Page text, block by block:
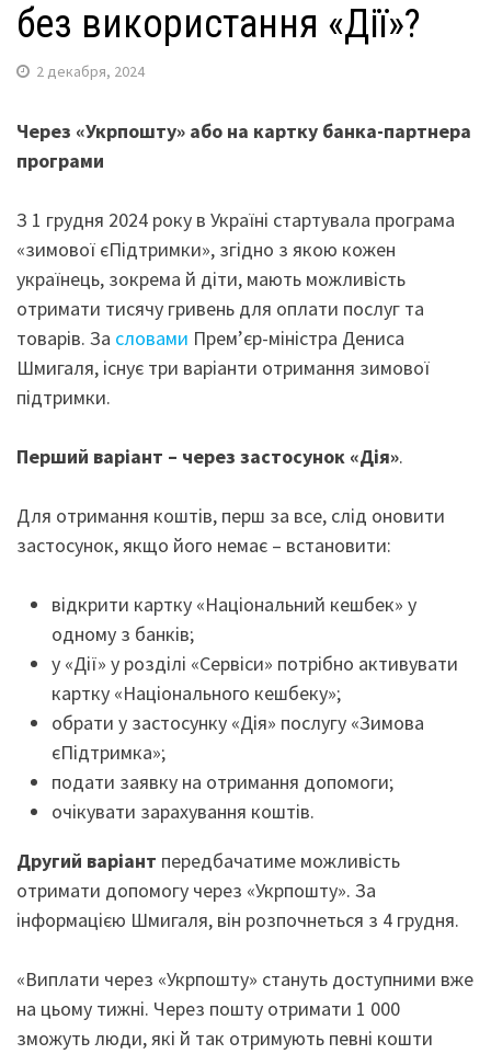
без використання «Дії»?
2 декабря, 2024
Через «Укрпошту» або на картку банка-партнера
програми
З 1 грудня 2024 року в Україні стартувала програма
«зимової єПідтримки», згідно з якою кожен
українець, зокрема й діти, мають можливість
отримати тисячу гривень для оплати послуг та
товарів. За словами Прем’єр-міністра Дениса
Шмигаля, існує три варіанти отримання зимової
підтримки.
Перший варіант – через застосунок «Дія».
Для отримання коштів, перш за все, слід оновити
застосунок, якщо його немає – встановити:
відкрити картку «Національний кешбек» у
одному з банків;
у «Дії» у розділі «Сервіси» потрібно активувати
картку «Національного кешбеку»;
обрати у застосунку «Дія» послугу «Зимова
єПідтримка»;
подати заявку на отримання допомоги;
очікувати зарахування коштів.
Другий варіант передбачатиме можливість
отримати допомогу через «Укрпошту». За
інформацією Шмигаля, він розпочнеться з 4 грудня.
«Виплати через «Укрпошту» стануть доступними вже
на цьому тижні. Через пошту отримати 1 000
зможуть люди, які й так отримують певні кошти